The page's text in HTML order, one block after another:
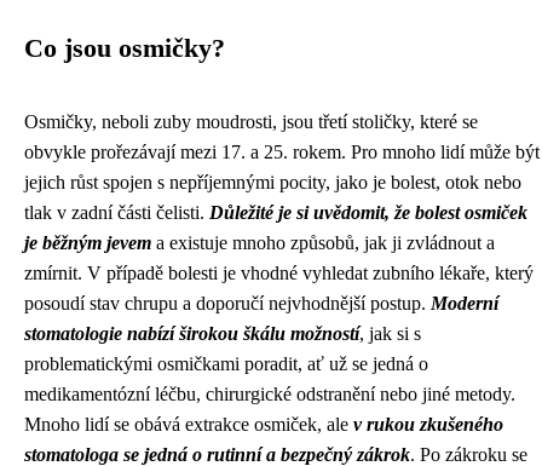
Co jsou osmičky?
Osmičky, neboli zuby moudrosti, jsou třetí stoličky, které se
obvykle prořezávají mezi 17. a 25. rokem. Pro mnoho lidí může být
jejich růst spojen s nepříjemnými pocity, jako je bolest, otok nebo
tlak v zadní části čelisti. Důležité je si uvědomit, že bolest osmiček
je běžným jevem a existuje mnoho způsobů, jak ji zvládnout a
zmírnit. V případě bolesti je vhodné vyhledat zubního lékaře, který
posoudí stav chrupu a doporučí nejvhodnější postup. Moderní
stomatologie nabízí širokou škálu možností, jak si s
problematickými osmičkami poradit, ať už se jedná o
medikamentózní léčbu, chirurgické odstranění nebo jiné metody.
Mnoho lidí se obává extrakce osmiček, ale v rukou zkušeného
stomatologa se jedná o rutinní a bezpečný zákrok. Po zákroku se